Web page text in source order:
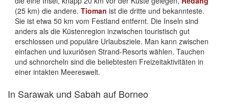
(25 km) die andere. Tioman ist die dritte und bekannteste.
Sie ist etwa 50 km vom Festland entfernt. Die Inseln sind
anders als die Küstenregion inzwischen touristisch gut
erschlossen und populäre Urlaubsziele. Man kann zwischen
einfachen und luxuriösen Strand-Resorts wählen. Tauchen
und schnorcheln sind die beliebtesten Freizeitaktivitäten in
einer intakten Meereswelt.
In Sarawak und Sabah auf Borneo